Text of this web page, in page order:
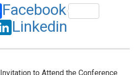
Facebook
Linkedin
Invitation to Attend the Conference